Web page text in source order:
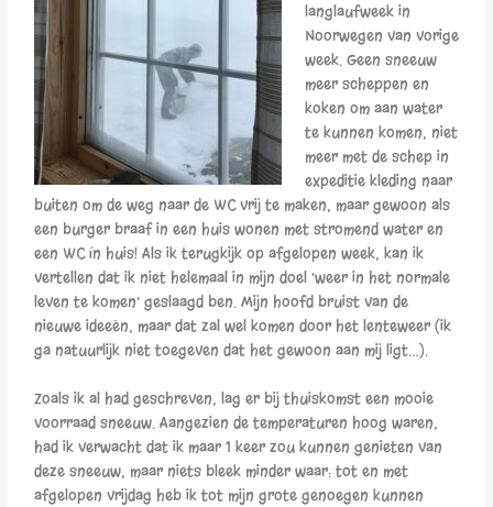
langlaufweek in
Noorwegen van vorige
week. Geen sneeuw
meer scheppen en
koken om aan water
te kunnen komen, niet
meer met de schep in
expeditie kleding naar
buiten om de weg naar de WC vrij te maken, maar gewoon als
een burger braaf in een huis wonen met stromend water en
een WC ín huis! Als ik terugkijk op afgelopen week, kan ik
vertellen dat ik niet helemaal in mijn doel ‘weer in het normale
leven te komen’ geslaagd ben. Mijn hoofd bruist van de
nieuwe ideeën, maar dat zal wel komen door het lenteweer (ik
ga natuurlijk niet toegeven dat het gewoon aan mij ligt…).
Zoals ik al had geschreven, lag er bij thuiskomst een mooie
voorraad sneeuw. Aangezien de temperaturen hoog waren,
had ik verwacht dat ik maar 1 keer zou kunnen genieten van
deze sneeuw, maar niets bleek minder waar: tot en met
afgelopen vrijdag heb ik tot mijn grote genoegen kunnen